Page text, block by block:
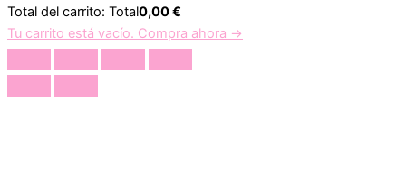
Total del carrito: Total0,00€
Tu carrito está vacío. Compra ahora →